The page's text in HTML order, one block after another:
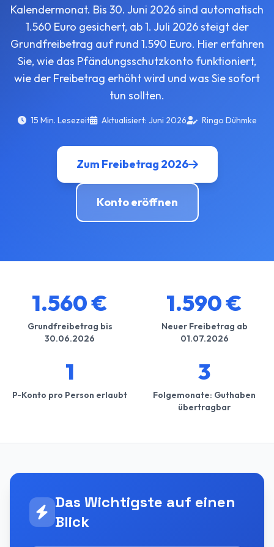
Kalendermonat. Bis 30. Juni 2026 sind automatisch
1.560 Euro gesichert, ab 1. Juli 2026 steigt der
Grundfreibetrag auf rund 1.590 Euro. Hier erfahren
Sie, wie das Pfändungsschutzkonto funktioniert,
wie der Freibetrag erhöht wird und was Sie sofort
tun sollten.
15 Min. Lesezeit Aktualisiert: Juni 2026 Ringo Dühmke
Zum Freibetrag 2026
Konto eröffnen
1.560 €
Grundfreibetrag bis
30.06.2026
1.590 €
Neuer Freibetrag ab
01.07.2026
1
P-Konto pro Person erlaubt
3
Folgemonate: Guthaben
übertragbar
Das Wichtigste auf einen
Blick